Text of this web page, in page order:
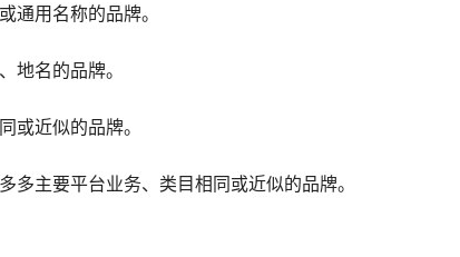
通用名称的品牌。
地名的品牌。
或近似的品牌。
多主要平台业务、类目相同或近似的品牌。